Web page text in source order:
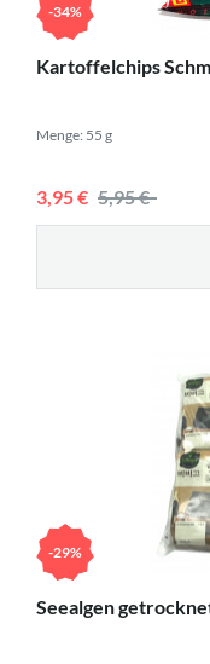
-34%
Kartoffelchips
Menge: 55 g
3,95 € 5,95 €
-29%
Seealgen